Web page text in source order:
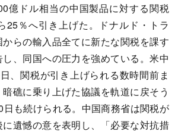
億ドル相当の中国製品に対する関税
25％へ引き上げた。ドナルド・トラ
らの輸入品全てに新たな関税を課す
、同国への圧力を強めている。米中
、関税が引き上げられる数時間前ま
礁に乗り上げた協議を軌道に戻そう
日も続けられる。中国商務省は関税が
遺憾の意を表明し、「必要な対抗措